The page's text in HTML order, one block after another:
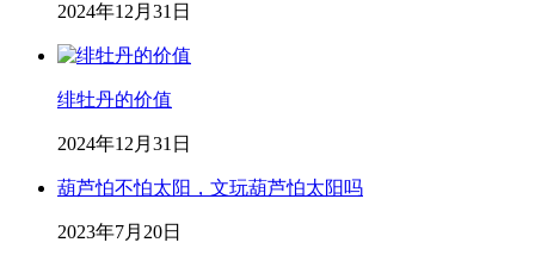
2024年12月31日
绯牡丹的价值
2024年12月31日
葫芦怕不怕太阳，文玩葫芦怕太阳吗
2023年7月20日